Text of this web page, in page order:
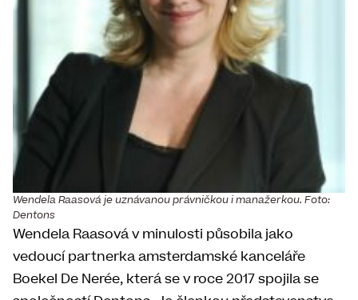
Wendela Raasová je uznávanou právničkou i manažerkou. Foto:
Dentons
Wendela Raasová v minulosti působila jako
vedoucí partnerka amsterdamské kanceláře
Boekel De Nerée, která se v roce 2017 spojila se